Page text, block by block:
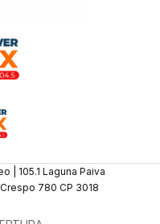
| 105.1 Laguna Paiva
780 CP 3018